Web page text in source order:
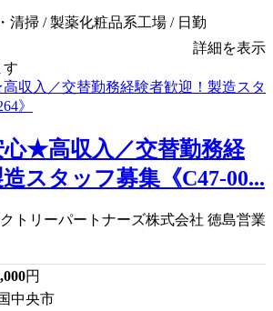
清掃 / 製薬化粧品系工場 / 日勤
詳細を表示
す
心★高収入／交替勤務経
スタッフ募集《C47-00...
トリーパートナーズ株式会社 徳島営業
円
中央市